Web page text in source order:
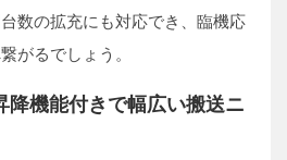
数の拡充にも対応でき、臨機応
がるでしょう。
降機能付きで幅広い搬送ニ